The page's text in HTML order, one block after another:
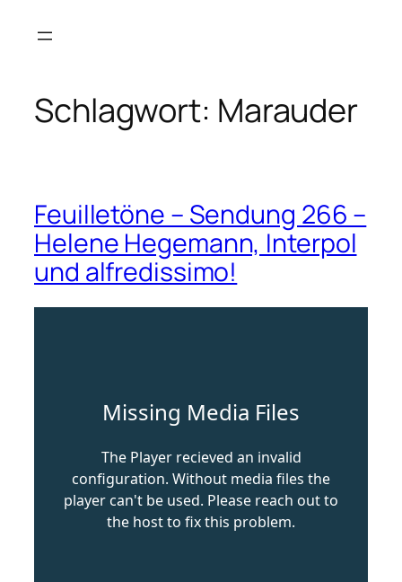
Inhalt
Schlagwort: Marauder
Feuilletöne – Sendung 266 –
Helene Hegemann, Interpol
und alfredissimo!